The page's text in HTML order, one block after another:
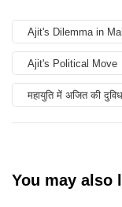
Ajit's Dilemma in
Ajit's Political Move
महायुति में अजित की
You may also